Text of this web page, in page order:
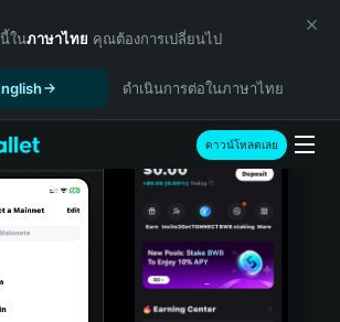
ในภาษาไทย คุณต้องการเปลี่ยนไป
ดำเนินการต่อในภาษาไทย
ดาวน์โหลดเลย